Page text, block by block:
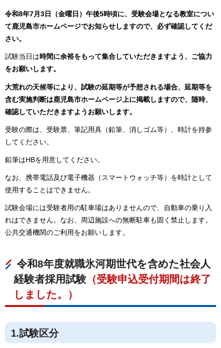
令和8年7月3日（金曜日）午後5時頃に、受験会場となる教室につい
て鹿児島市ホームページでお知らせしますので、必ず確認してくだ
さい。
試験当日は時間に余裕をもって集合していただきますよう、ご協力
をお願いします。
大荒れの天候等により、試験の延期等が予想される場合、延期等を
含む実施判断は鹿児島市ホームページ上に掲載しますので、随時、
確認していただきますようお願いします。
受験の際は、受験票、筆記用具（鉛筆、消しゴム等）、時計を持参
してください。
鉛筆はHBを用意してください。
なお、携帯電話及び電子機器（スマートウォッチ等）を時計として
使用することはできません。
試験会場には受験者用の駐車場はありませんので、自動車の乗り入
れはできません。なお、周辺施設への無断駐車も固く禁止します。
公共交通機関のご利用をお願いします。
令和8年度就職氷河期世代を含めた社会人
経験者採用試験（受験申込受付期間は終了
しました。）
1.試験区分